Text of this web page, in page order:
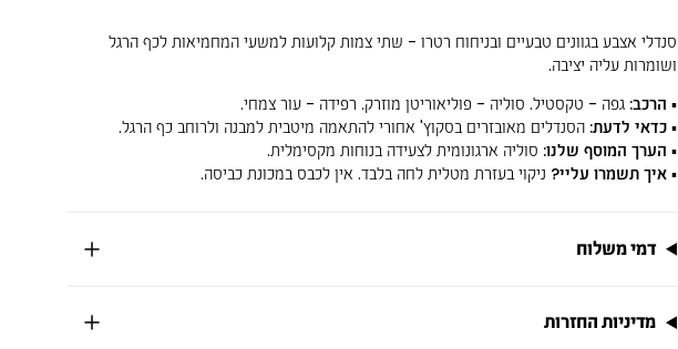
סנדלי אצבע בגוונים טבעיים ובניחוח רטרו - שתי צמות קלועות למשעי המחמיאות לכף הרגל
ושומרות עליה יציבה.
▪ הרכב: גפה - טקסטיל. סוליה - פוליאוריטן מוזרק. רפידה - עור צמחי.
▪ כדאי לדעת: הסנדלים מאובזרים בסקוץ' אחורי להתאמה מיטבית למבנה ולרוחב כף הרגל.
▪ הערך המוסף שלנו: סוליה ארגונומית לצעידה בנוחות מקסימלית.
▪ איך תשמרו עליי? ניקוי בעזרת מטלית לחה בלבד. אין לכבס במכונת כביסה.
דמי משלוח
מדיניות החזרות